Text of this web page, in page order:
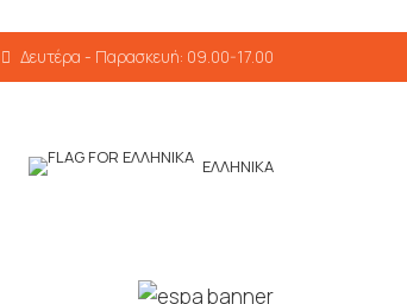
Δευτέρα - Παρασκευή: 09.00-17.00
ΕΛΛΗΝΙΚΆ